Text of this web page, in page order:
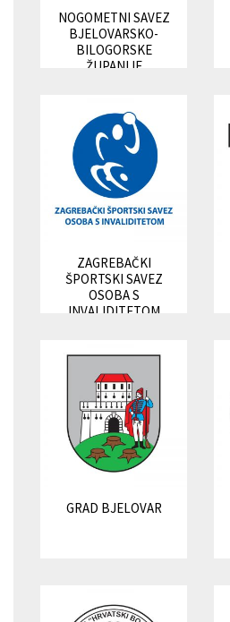
NOGOMETNI SAVEZ
BJELOVARSKO-
BILOGORSKE
ŽUPANIJE
ZAGREBAČKI
ŠPORTSKI SAVEZ
OSOBA S
INVALIDITETOM
GRAD BJELOVAR